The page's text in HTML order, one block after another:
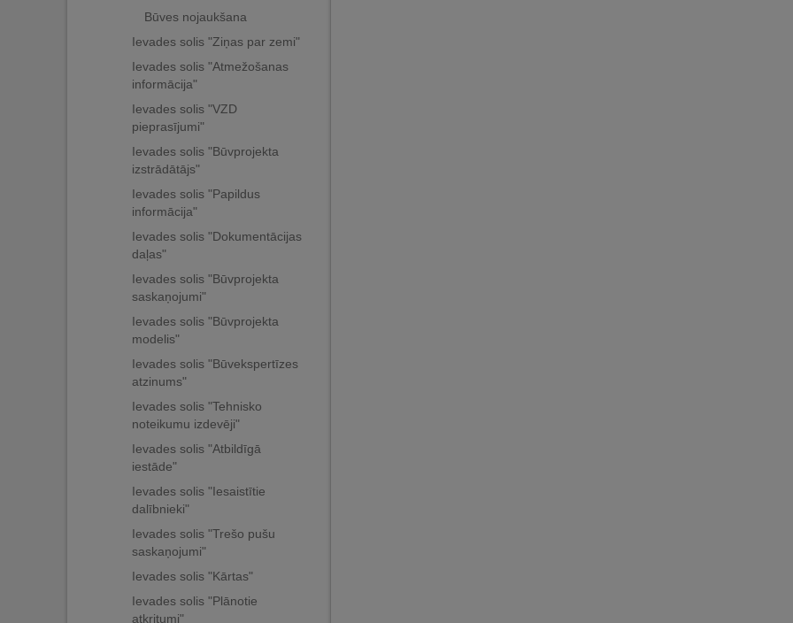
Būves nojaukšana
Ievades solis "Ziņas par zemi"
Ievades solis "Atmežošanas
informācija"
Ievades solis "VZD
pieprasījumi"
Ievades solis "Būvprojekta
izstrādātājs"
Ievades solis "Papildus
informācija"
Ievades solis "Dokumentācijas
daļas"
Ievades solis "Būvprojekta
saskaņojumi"
Ievades solis "Būvprojekta
modelis"
Ievades solis "Būvekspertīzes
atzinums"
Ievades solis "Tehnisko
noteikumu izdevēji"
Ievades solis "Atbildīgā
iestāde"
Ievades solis "Iesaistītie
dalībnieki"
Ievades solis "Trešo pušu
saskaņojumi"
Ievades solis "Kārtas"
Ievades solis "Plānotie
atkritumi"